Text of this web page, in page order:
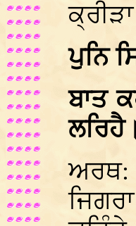
ਪੁਨਿ
ਬਾਤ
ਅਰਥ: